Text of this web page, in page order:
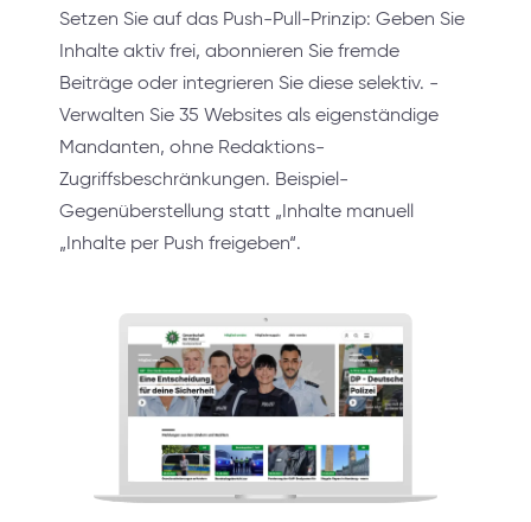
Setzen Sie auf das Push-Pull-Prinzip: Geben Sie
Inhalte aktiv frei, abonnieren Sie fremde
Beiträge oder integrieren Sie diese selektiv. -
Verwalten Sie 35 Websites als eigenständige
Mandanten, ohne Redaktions-
Zugriffsbeschränkungen. Beispiel-
Gegenüberstellung statt „Inhalte manuell
„Inhalte per Push freigeben“.